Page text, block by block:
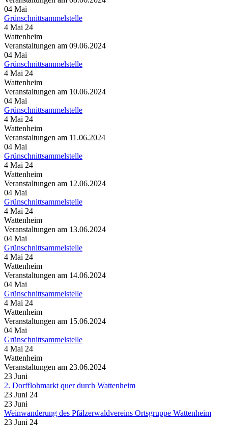
04 Mai
Grünschnittsammelstelle
4 Mai 24
Wattenheim
Veranstaltungen am 09.06.2024
04 Mai
Grünschnittsammelstelle
4 Mai 24
Wattenheim
Veranstaltungen am 10.06.2024
04 Mai
Grünschnittsammelstelle
4 Mai 24
Wattenheim
Veranstaltungen am 11.06.2024
04 Mai
Grünschnittsammelstelle
4 Mai 24
Wattenheim
Veranstaltungen am 12.06.2024
04 Mai
Grünschnittsammelstelle
4 Mai 24
Wattenheim
Veranstaltungen am 13.06.2024
04 Mai
Grünschnittsammelstelle
4 Mai 24
Wattenheim
Veranstaltungen am 14.06.2024
04 Mai
Grünschnittsammelstelle
4 Mai 24
Wattenheim
Veranstaltungen am 15.06.2024
04 Mai
Grünschnittsammelstelle
4 Mai 24
Wattenheim
Veranstaltungen am 23.06.2024
23 Juni
2. Dorfflohmarkt quer durch Wattenheim
23 Juni 24
23 Juni
Weinwanderung des Pfälzerwaldvereins Ortsgruppe Wattenheim
23 Juni 24